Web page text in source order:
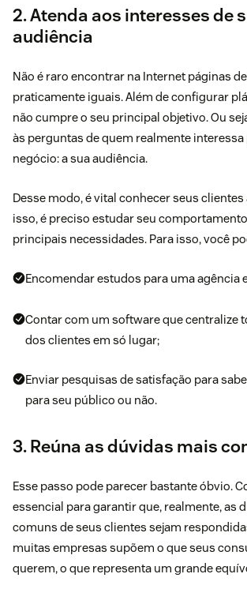
2. Atenda aos interesses de
audiência
Não é raro encontrar na Internet páginas de
praticamente iguais. Além de configurar
não cumpre o seu principal objetivo. Ou
às perguntas de quem realmente interessa
negócio: a sua audiência.
Desse modo, é vital conhecer seus clientes
isso, é preciso estudar seu
principais necessidades. Para isso, você
Encomendar estudos para uma agência
Contar com um softwareque centralize
dos clientes em só lugar;
Enviar pesquisas de satisfação para
para seu público ou não.
3. Reúna as dúvidas mais
Esse passo pode parecer bastante óbvio.
essencial para garantir que, realmente, as
comuns de seus clientes sejam
muitas empresas supõem o que seus
querem, o que representa um grande